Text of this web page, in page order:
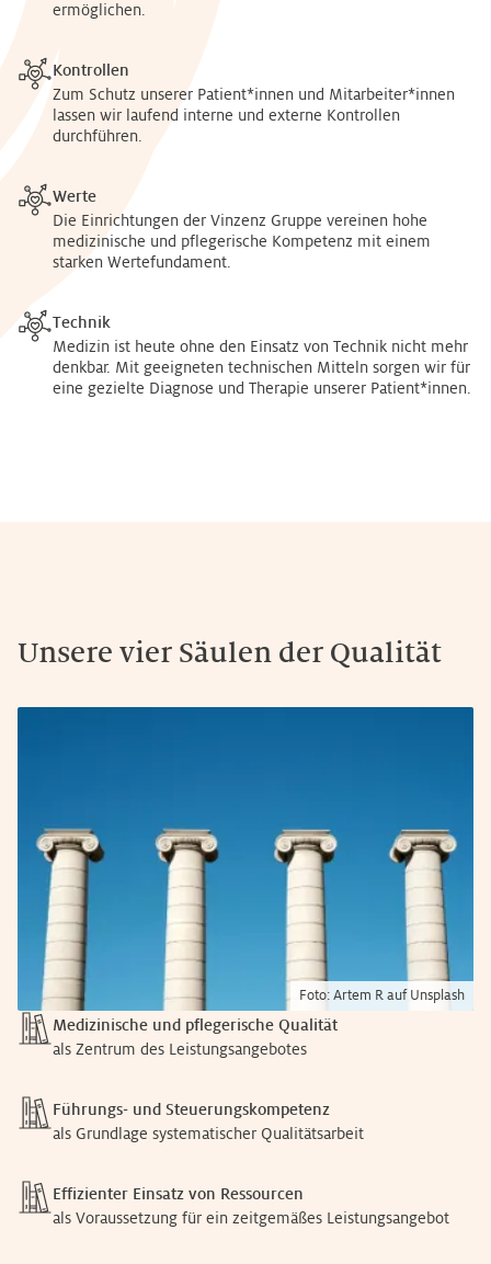
ermöglichen.
Kontrollen
Zum Schutz unserer Patient*innen und Mitarbeiter*innen
lassen wir laufend interne und externe Kontrollen
durchführen.
Werte
Die Einrichtungen der Vinzenz Gruppe vereinen hohe
medizinische und pflegerische Kompetenz mit einem
starken Wertefundament.
Technik
Medizin ist heute ohne den Einsatz von Technik nicht mehr
denkbar. Mit geeigneten technischen Mitteln sorgen wir für
eine gezielte Diagnose und Therapie unserer Patient*innen.
Medizinische und pflegerische Qualität
als Zentrum des Leistungsangebotes
Führungs- und Steuerungskompetenz
als Grundlage systematischer Qualitätsarbeit
Effizienter Einsatz von Ressourcen
als Voraussetzung für ein zeitgemäßes Leistungsangebot
Unsere vier Säulen der Qualität
Foto: Artem R auf Unsplash